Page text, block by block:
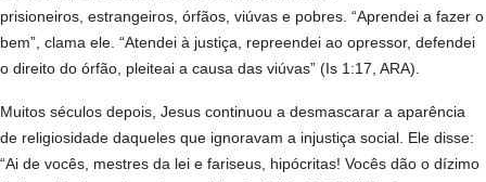
prisioneiros, estrangeiros, órfãos, viúvas e pobres. “Aprendei a fazer o
bem”, clama ele. “Atendei à justiça, repreendei ao opressor, defendei
o direito do órfão, pleiteai a causa das viúvas” (Is 1:17, ARA).
Muitos séculos depois, Jesus continuou a desmascarar a aparência
de religiosidade daqueles que ignoravam a injustiça social. Ele disse:
“Ai de vocês, mestres da lei e fariseus, hipócritas! Vocês dão o dízimo